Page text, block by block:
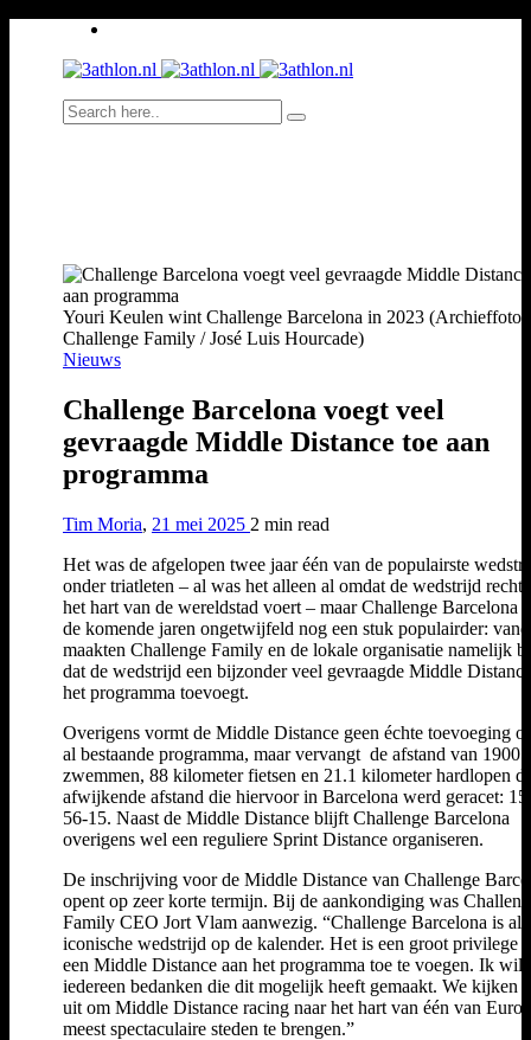
Youri Keulen wint Challenge Barcelona in 2023 (Archieffoto:
Challenge Family / José Luis Hourcade)
Nieuws
Challenge Barcelona voegt veel
gevraagde Middle Distance toe aan
programma
Tim Moria, 21 mei 2025 2 min read
Het was de afgelopen twee jaar één van de populairste
onder triatleten – al was het alleen al omdat de wedstrijd recht
het hart van de wereldstad voert – maar Challenge Barcelona
de komende jaren ongetwijfeld nog een stuk populairder:
maakten Challenge Family en de lokale organisatie namelijk
dat de wedstrijd een bijzonder veel gevraagde Middle
het programma toevoegt.
Overigens vormt de Middle Distance geen échte toevoeging
al bestaande programma, maar vervangt de afstand van 1900
zwemmen, 88 kilometer fietsen en 21.1 kilometer hardlopen
afwijkende afstand die hiervoor in Barcelona werd geracet:
56-15. Naast de Middle Distance blijft Challenge Barcelona
overigens wel een reguliere Sprint Distance organiseren.
De inschrijving voor de Middle Distance van Challenge
opent op zeer korte termijn. Bij de aankondiging was
Family CEO Jort Vlam aanwezig. “Challenge Barcelona is al
iconische wedstrijd op de kalender. Het is een groot privilege
een Middle Distance aan het programma toe te voegen. Ik wil
iedereen bedanken die dit mogelijk heeft gemaakt. We kijken
uit om Middle Distance racing naar het hart van één van
meest spectaculaire steden te brengen.”